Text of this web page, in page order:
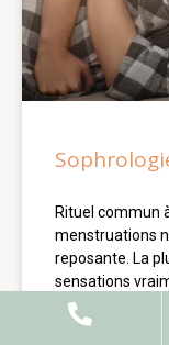
Rituel commun
menstruations
reposante. La
sensations